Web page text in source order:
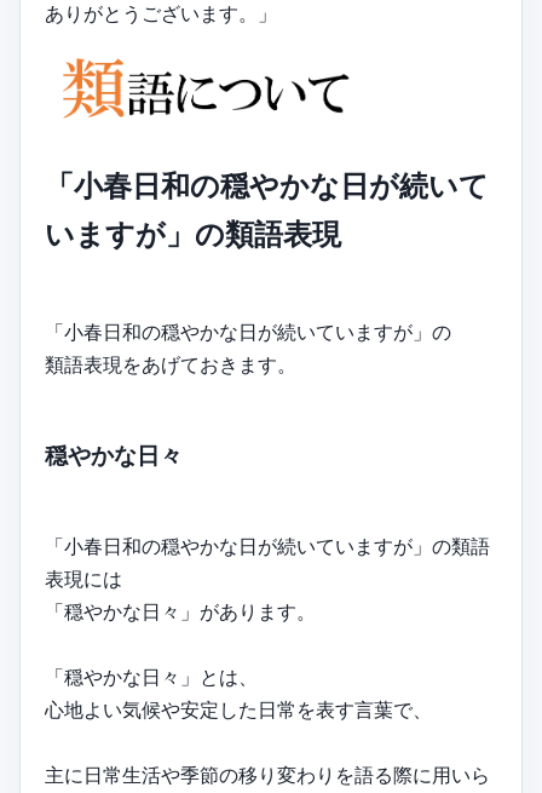
ありがとうございます。」
「小春日和の穏やかな日が続いて
いますが」の類語表現
「小春日和の穏やかな日が続いていますが」の
類語表現をあげておきます。
穏やかな日々
「小春日和の穏やかな日が続いていますが」の類語
表現には
「穏やかな日々」があります。
「穏やかな日々」とは、
心地よい気候や安定した日常を表す言葉で、
主に日常生活や季節の移り変わりを語る際に用いら